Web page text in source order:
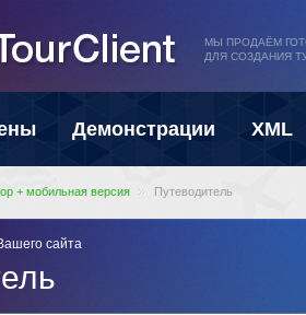
МЫ ПРОДАЁМ
ДЛЯ СОЗДАНИЯ
Демонстрации XML
+ мобильная версия Путеводитель
сайта